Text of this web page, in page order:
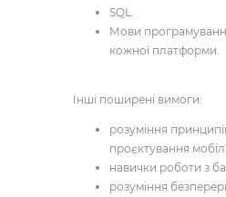
SQL.
Мови
кожної платформи.
Інші поширені вимоги:
розуміння
проєктування
навички роботи з
розуміння